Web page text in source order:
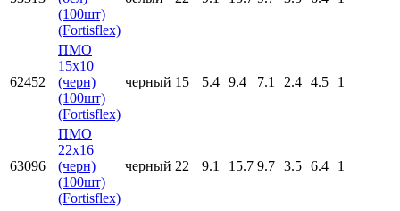
(100шт)
(Fortisflex)
62452
ПМО
15х10
(черн)
(100шт)
(Fortisflex)
черный 15 5.4 9.4 7.1 2.4 4.5 1
63096
ПМО
22х16
(черн)
(100шт)
(Fortisflex)
черный 22 9.1 15.7 9.7 3.5 6.4 1